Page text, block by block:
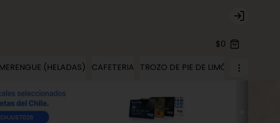
Login
$0
(HELADAS) CAFETERIA TROZO DE PIE DE LIMÓN TROZOS